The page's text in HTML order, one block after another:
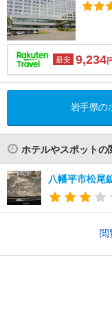
最安 9,234
岩手県の
ホテルやスポットの
八幡平市松尾
閲